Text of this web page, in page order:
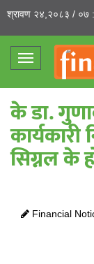
श्रावण २४,२०८३ / ०७
Toggle
के डा.
कार्यकारी
सिग्नल के
Financial